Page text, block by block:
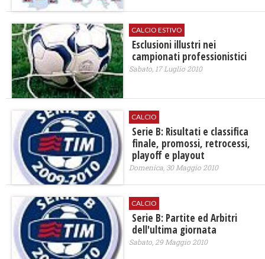
CALCIO ESTIVO
Esclusioni illustri nei
campionati professionistici
Sabato, 17 Luglio 2010
CALCIO
Serie B: Risultati e classifica
finale, promossi, retrocessi,
playoff e playout
Domenica, 30 Maggio 2010
CALCIO
Serie B: Partite ed Arbitri
dell'ultima giornata
Sabato, 29 Maggio 2010